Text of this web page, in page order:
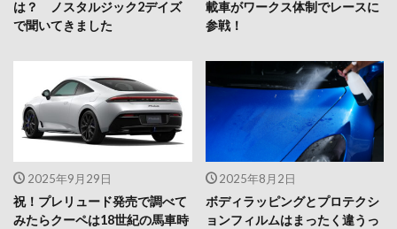
は？ ノスタルジック2デイズ
で聞いてきました
載車がワークス体制でレースに
参戦！
2025年9月29日
祝！プレリュード発売で調べて
みたらクーペは18世紀の馬車時
2025年8月2日
ボディラッピングとプロテクシ
ョンフィルムはまったく違うっ